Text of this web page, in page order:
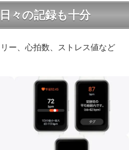
々の記録も十分
ー、心拍数、ストレス値など